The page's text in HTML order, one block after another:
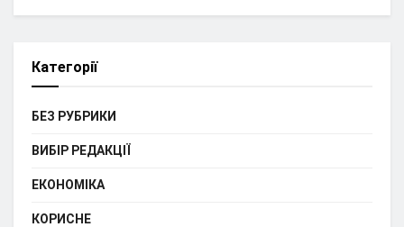
Категорії
БЕЗ РУБРИКИ
ВИБІР РЕДАКЦІЇ
ЕКОНОМІКА
КОРИСНЕ